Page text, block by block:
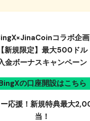
コラボ企画
【新規限定】最大500ドル
金ボーナスキャンペーン
の口座開設はこちら
応援！新規特典最大
当！